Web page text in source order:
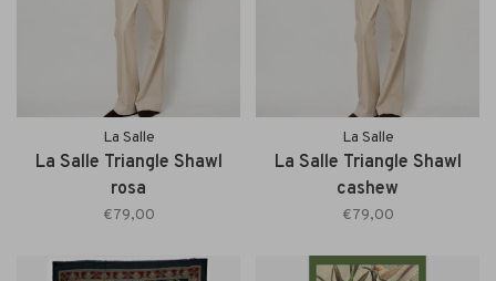
La Salle
La Salle Triangle Shawl
rosa
€79,00
La Salle
La Salle Triangle Shawl
cashew
€79,00